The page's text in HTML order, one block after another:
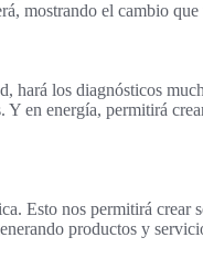
mostrando el cambio que
hará los diagnósticos
Y en energía, permitirá
Esto nos permitirá crear
productos y